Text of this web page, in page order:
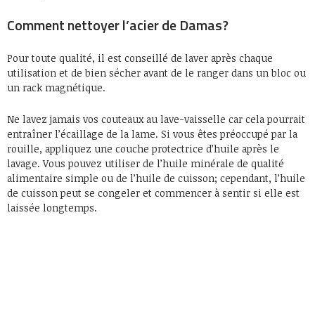
Comment nettoyer l’acier de Damas?
Pour toute qualité, il est conseillé de laver après chaque
utilisation et de bien sécher avant de le ranger dans un bloc ou
un rack magnétique.
Ne lavez jamais vos couteaux au lave-vaisselle car cela pourrait
entraîner l’écaillage de la lame. Si vous êtes préoccupé par la
rouille, appliquez une couche protectrice d’huile après le
lavage. Vous pouvez utiliser de l’huile minérale de qualité
alimentaire simple ou de l’huile de cuisson; cependant, l’huile
de cuisson peut se congeler et commencer à sentir si elle est
laissée longtemps.